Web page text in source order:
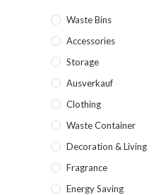
Waste Bins
Accessories
Storage
Ausverkauf
Clothing
Waste Container
Decoration & Living
Fragrance
Energy Saving